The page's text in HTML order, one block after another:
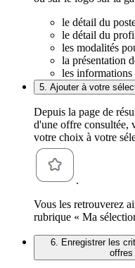
le détail du
le détail du
les modalités
la présentation
les informations
5. Ajouter à votre
Depuis la page de
d'une offre consultée,
votre choix à votre
.
Vous les retrouverez
rubrique « Ma
6. Enregistrer les
offres